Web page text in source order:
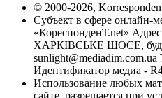
© 2000-2026,
Субъект в сфере онлайн-
«КореспонденТ.net»
ХАРКІВСЬКЕ ШОСЕ,
sunlight@mediadim.com.ua
Идентификатор медиа -
Использование любых
сайте, разрешается при